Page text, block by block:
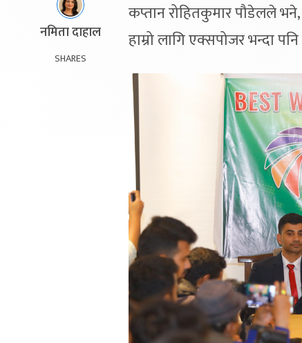
नमिता दाहाल
SHARES
कप्तान रोहितकुमार पौडेलले
हाम्रो लागि एक्सपोजर भन्दा पनि